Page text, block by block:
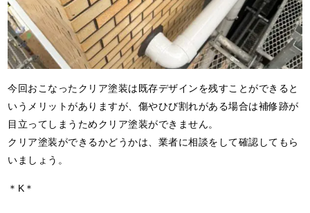
今回おこなったクリア塗装は既存デザインを残すことができると
いうメリットがありますが、傷やひび割れがある場合は補修跡が
目立ってしまうためクリア塗装ができません。
クリア塗装ができるかどうかは、業者に相談をして確認してもら
いましょう。
＊K＊